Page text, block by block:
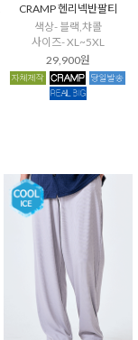
CRAMP 헨리넥반팔티
색상- 블랙,챠콜
사이즈- XL~5XL
29,900원